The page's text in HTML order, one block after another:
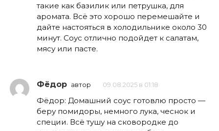
такие как базилик или петрушка, для
аромата. Всё это хорошо перемешайте и
дайте настояться в холодильнике около 30
минут. Соус отлично подойдет к салатам,
мясу или пасте.
Фёдор автор 09.08.2025 в 01:18
Фёдор: Домашний соус готовлю просто —
беру помидоры, немного лука, чеснок и
специи. Всё тушу на сковородке до